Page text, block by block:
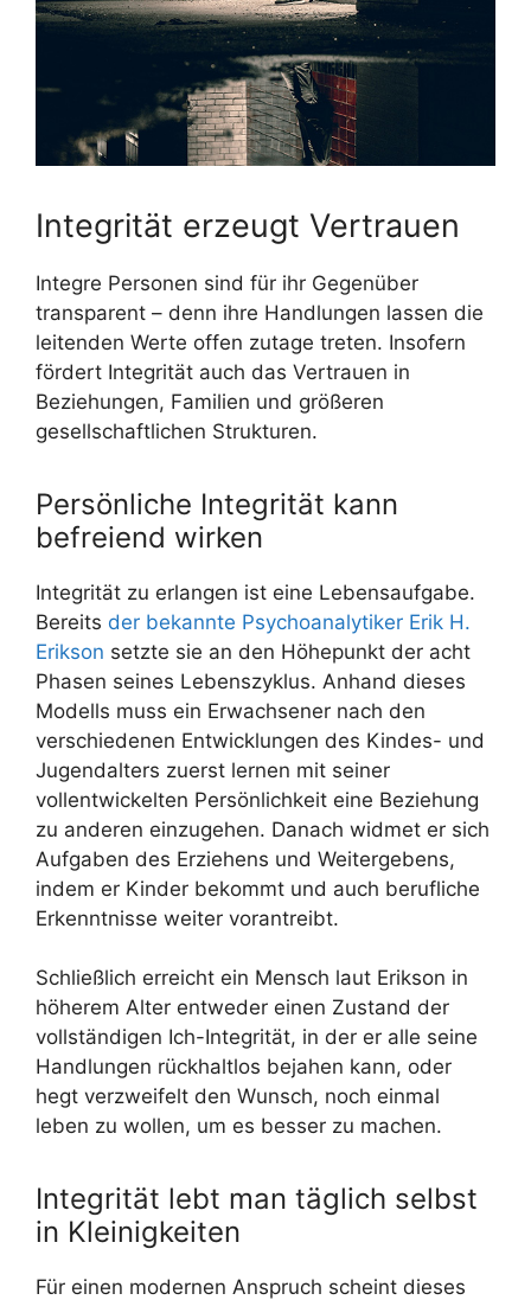
Integrität erzeugt Vertrauen
Integre Personen sind für ihr Gegenüber
transparent – denn ihre Handlungen lassen die
leitenden Werte offen zutage treten. Insofern
fördert Integrität auch das Vertrauen in
Beziehungen, Familien und größeren
gesellschaftlichen Strukturen.
Persönliche Integrität kann
befreiend wirken
Integrität zu erlangen ist eine Lebensaufgabe.
Bereits der bekannte Psychoanalytiker Erik H.
Erikson setzte sie an den Höhepunkt der acht
Phasen seines Lebenszyklus. Anhand dieses
Modells muss ein Erwachsener nach den
verschiedenen Entwicklungen des Kindes- und
Jugendalters zuerst lernen mit seiner
vollentwickelten Persönlichkeit eine Beziehung
zu anderen einzugehen. Danach widmet er sich
Aufgaben des Erziehens und Weitergebens,
indem er Kinder bekommt und auch berufliche
Erkenntnisse weiter vorantreibt.
Schließlich erreicht ein Mensch laut Erikson in
höherem Alter entweder einen Zustand der
vollständigen Ich-Integrität, in der er alle seine
Handlungen rückhaltlos bejahen kann, oder
hegt verzweifelt den Wunsch, noch einmal
leben zu wollen, um es besser zu machen.
Integrität lebt man täglich selbst
in Kleinigkeiten
Für einen modernen Anspruch scheint dieses